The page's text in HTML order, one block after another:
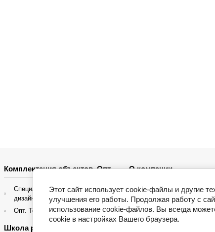
Комплектация объектов. Опт
Специальные условия для
дизайнеров интерьера
Опт. Торгующие организации
Школа ремонта
О компании
Новости
Отзывы о компании и
Этот сайт использует cookie-файлы и другие
улучшения его работы. Продолжая работу с
использование cookie-файлов. Вы всегда
cookie в настройках Вашего браузера.